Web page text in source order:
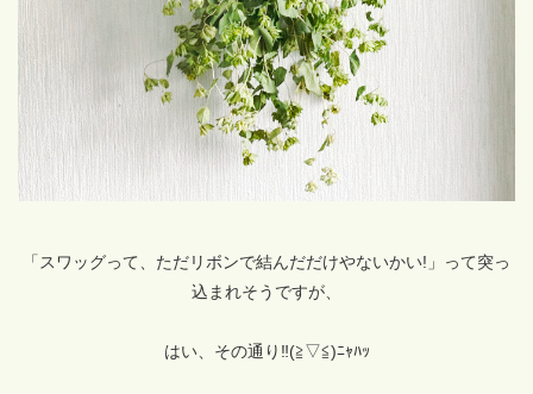
「スワッグって、ただリボンで結んだだけやないかい!」って突っ
込まれそうですが、
はい、その通り‼(≧▽≦)ﾆｬﾊｯ